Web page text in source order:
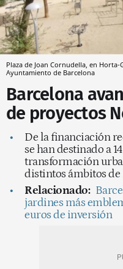
Plaza de Joan Cornudella, en
Ayuntamiento de Barcelona
Barcelona
de proyectos
De la financiación
se han destinado a
transformación
distintos ámbitos de
Relacionado:
jardines más
euros de inversión